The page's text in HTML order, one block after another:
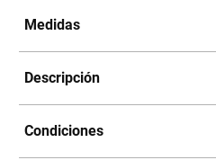
Medidas
Descripción
Condiciones